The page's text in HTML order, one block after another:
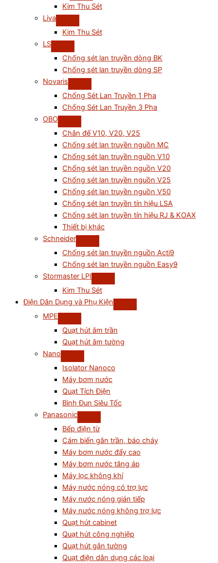
Kim Thu Sét
Liva
Kim Thu Sét
LS
Chống sét lan truyền dòng BK
Chống sét lan truyền dòng SP
Novaris
Chống Sét Lan Truyền 1 Pha
Chống Sét Lan Truyền 3 Pha
OBO
Chân đế V10, V20, V25
Chống sét lan truyền nguồn MC
Chống sét lan truyền nguồn V10
Chống sét lan truyền nguồn V20
Chống sét lan truyền nguồn V25
Chống sét lan truyền nguồn V50
Chống sét lan truyền tín hiệu LSA
Chống sét lan truyền tín hiệu RJ & KOAX
Thiết bị khác
Schneider
Chống sét lan truyền nguồn Acti9
Chống sét lan truyền nguồn Easy9
Stormaster LPI
Kim Thu Sét
Điện Dân Dụng và Phụ Kiện
MPE
Quạt hút âm trần
Quạt hút âm tường
Nano
Isolator Nanoco
Máy bơm nước
Quạt Tích Điện
Bình Đun Siêu Tốc
Panasonic
Bếp điện từ
Cám biến gắn trần, báo cháy
Máy bơm nước đẩy cao
Máy bơm nước tăng áp
Máy lọc không khí
Máy nước nóng có trợ lực
Máy nước nóng gián tiếp
Máy nước nóng không trợ lực
Quạt hút cabinet
Quạt hút công nghiệp
Quạt hút gắn tường
Quạt điện dân dụng các loại